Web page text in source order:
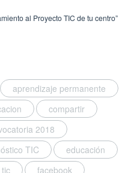
al Proyecto TIC de tu centro”
aprendizaje permanente
compartir
2018
TIC
educación
facebook